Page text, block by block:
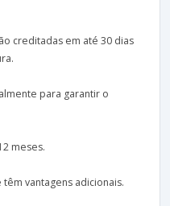
creditadas em até 30 dias
para garantir o
meses.
vantagens adicionais.